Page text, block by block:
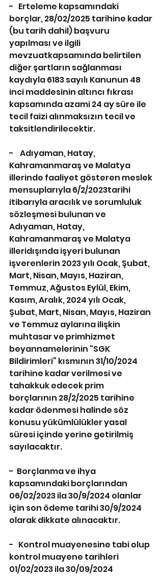
-   Erteleme kapsamındaki
borçlar, 28/02/2025 tarihine kadar
(bu tarih dahil) başvuru
yapılması ve ilgili
mevzuatkapsamında belirtilen
diğer şartların sağlanması
kaydıyla 6183 sayılı Kanunun 48
inci maddesinin altıncı fıkrası
kapsamında azami 24 ay süre ile
tecil faizi alınmaksızın tecil ve
taksitlendirilecektir.
-    Adıyaman, Hatay,
Kahramanmaraş ve Malatya
illerinde faaliyet gösteren meslek
mensuplarıyla 6/2/2023tarihi
itibarıyla aracılık ve sorumluluk
sözleşmesi bulunan ve
Adıyaman, Hatay,
Kahramanmaraş ve Malatya
illeridışında işyeri bulunan
işverenlerin 2023 yılı Ocak, Şubat,
Mart, Nisan, Mayıs, Haziran,
Temmuz, Ağustos Eylül, Ekim,
Kasım, Aralık, 2024 yılı Ocak,
Şubat, Mart, Nisan, Mayıs, Haziran
ve Temmuz aylarına ilişkin
muhtasar ve primhizmet
beyannamelerinin “SGK
Bildirimleri” kısmının 31/10/2024
tarihine kadar verilmesi ve
tahakkuk edecek prim
borçlarının 28/2/2025 tarihine
kadar ödenmesi halinde söz
konusu yükümlülükler yasal
süresi içinde yerine getirilmiş
sayılacaktır.
-  Borçlanma ve ihya
kapsamındaki borçlarından
06/02/2023 ila 30/9/2024 olanlar
için son ödeme tarihi 30/9/2024
olarak dikkate alınacaktır.
-   Kontrol muayenesine tabi olup
kontrol muayene tarihleri
01/02/2023 ila 30/09/2024